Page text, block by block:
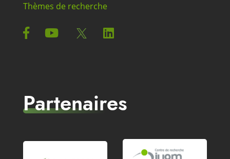
Thèmes de recherche
Partenaires